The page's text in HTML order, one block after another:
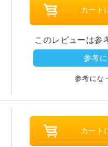
このレビューは参
参考
参考にな